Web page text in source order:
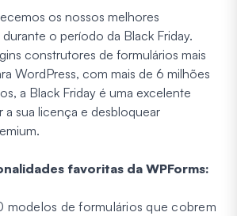
os nossos melhores
o período da Black Friday.
construtores de formulários mais
WordPress, com mais de 6 milhões
a Black Friday é uma excelente
a sua licença e desbloquear
favoritas da WPForms:
modelos de formulários que cobrem